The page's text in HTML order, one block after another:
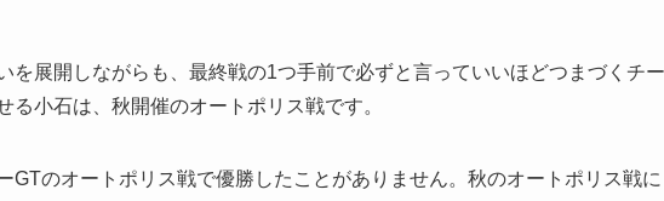
を展開しながらも、最終戦の1つ手前で必ずと言っていいほどつまづくチー
る小石は、秋開催のオートポリス戦です。
GTのオートポリス戦で優勝したことがありません。秋のオートポリス戦に